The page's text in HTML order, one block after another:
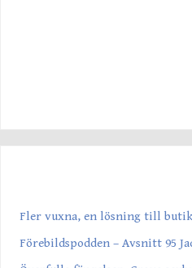
Fler vuxna, en lösning till
Förebildspodden – Avsnitt 95